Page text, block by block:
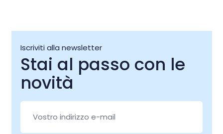
Iscriviti alla newsletter
Stai al passo con le
novità